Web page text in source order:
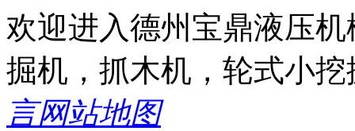
欢迎进入德州宝鼎液压
掘机，抓木机，轮式小
言网站地图